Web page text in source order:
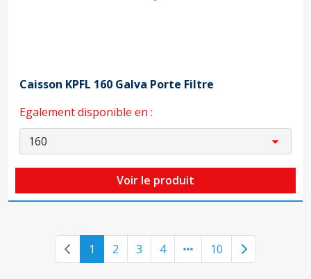
Caisson KPFL 160 Galva Porte Filtre
Egalement disponible en :
Voir le produit
Previous page
1 2 3 4 10 Next page